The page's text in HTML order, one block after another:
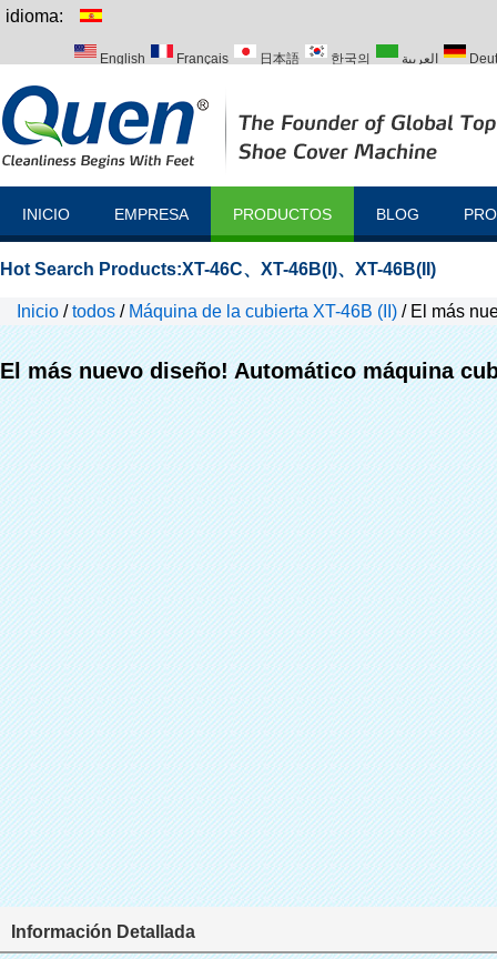
idioma:
English Français 日本語 한국의 العربية
INICIO EMPRESA PRODUCTOS BLOG
Hot Search Products:XT-46C、 XT-46B(I)、 XT-46B(II)
Inicio /todos / Máquina de la cubierta XT-46B (II) / El más
El más nuevo diseño! Automático máquina
Información Detallada